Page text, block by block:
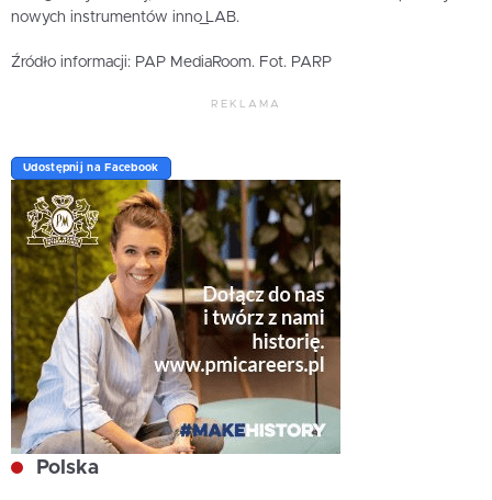
nowych instrumentów inno_LAB.
Źródło informacji: PAP MediaRoom. Fot. PARP
REKLAMA
Udostępnij na Facebook
Polska